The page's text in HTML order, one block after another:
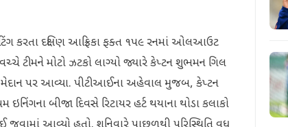
કરતા દક્ષિણ આફ્રિકા ફક્ત ૧૫૯ રનમાં ઓલઆઉટ
ટીમને મોટો ઝટકો લાગ્યો જ્યારે કેપ્ટન શુભમન ગિલ
મેદાન પર આવ્યા. પીટીઆઈના અહેવાલ મુજબ, કેપ્ટન
બીજા દિવસે રિટાયર હર્ટ થયાના થોડા કલાકો